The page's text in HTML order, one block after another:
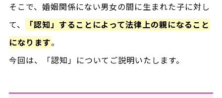
そこで、婚姻関係にない男女の間に生まれた子に対し
て、
「認知」することによって法律上の親になること
になります。
今回は、「認知」についてご説明いたします。